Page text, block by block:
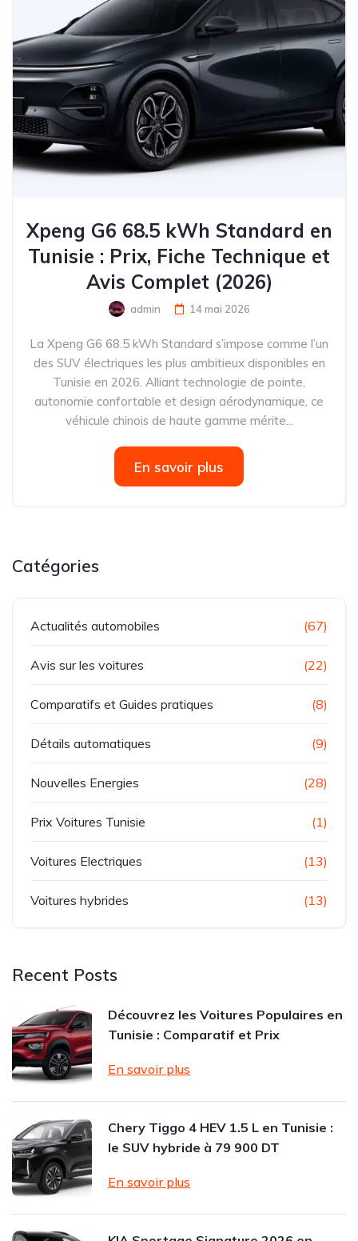
Xpeng G6 68.5 kWh Standard en
Tunisie : Prix, Fiche Technique et
Avis Complet (2026)
admin 14 mai 2026
La Xpeng G6 68.5 kWh Standard s’impose comme l’un
des SUV électriques les plus ambitieux disponibles en
Tunisie en 2026. Alliant technologie de pointe,
autonomie confortable et design aérodynamique, ce
véhicule chinois de haute gamme mérite...
En savoir plus
Catégories
Actualités automobiles (67)
Avis sur les voitures (22)
Comparatifs et Guides pratiques (8)
Détails automatiques (9)
Nouvelles Energies (28)
Prix Voitures Tunisie (1)
Voitures Electriques (13)
Voitures hybrides (13)
Recent Posts
Découvrez les Voitures Populaires en
Tunisie : Comparatif et Prix
En savoir plus
Chery Tiggo 4 HEV 1.5 L en Tunisie :
le SUV hybride à 79 900 DT
En savoir plus